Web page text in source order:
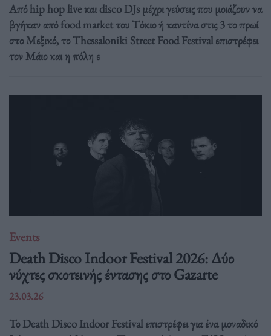
Από hip hop live και disco DJs μέχρι γεύσεις που μοιάζουν να
βγήκαν από food market του Τόκιο ή καντίνα στις 3 το πρωί
στο Μεξικό, το Thessaloniki Street Food Festival επιστρέφει
τον Μάιο και η πόλη ε
Events
Death Disco Indoor Festival 2026: Δύο
νύχτες σκοτεινής έντασης στο Gazarte
23.03.26
Το Death Disco Indoor Festival επιστρέφει για ένα μοναδικό